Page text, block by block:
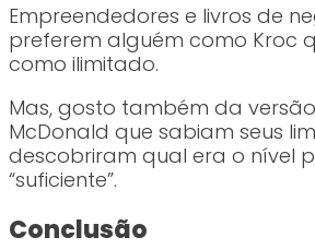
Empreendedores e livros de
preferem alguém como Kroc
como ilimitado.
Mas, gosto também da
McDonald que sabiam seus
descobriram qual era o nível
“suficiente”.
Conclusão